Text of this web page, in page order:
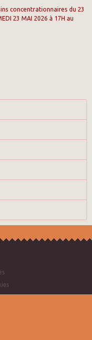
concentrationnaires du 23
23 MAI 2026 à 17H au